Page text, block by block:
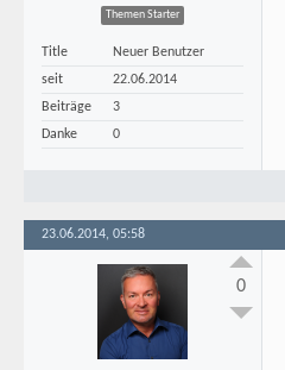
Themen Starter
Title
Neuer Benutzer
seit
22.06.2014
Beiträge
3
Danke
0
23.06.2014, 05:58
0